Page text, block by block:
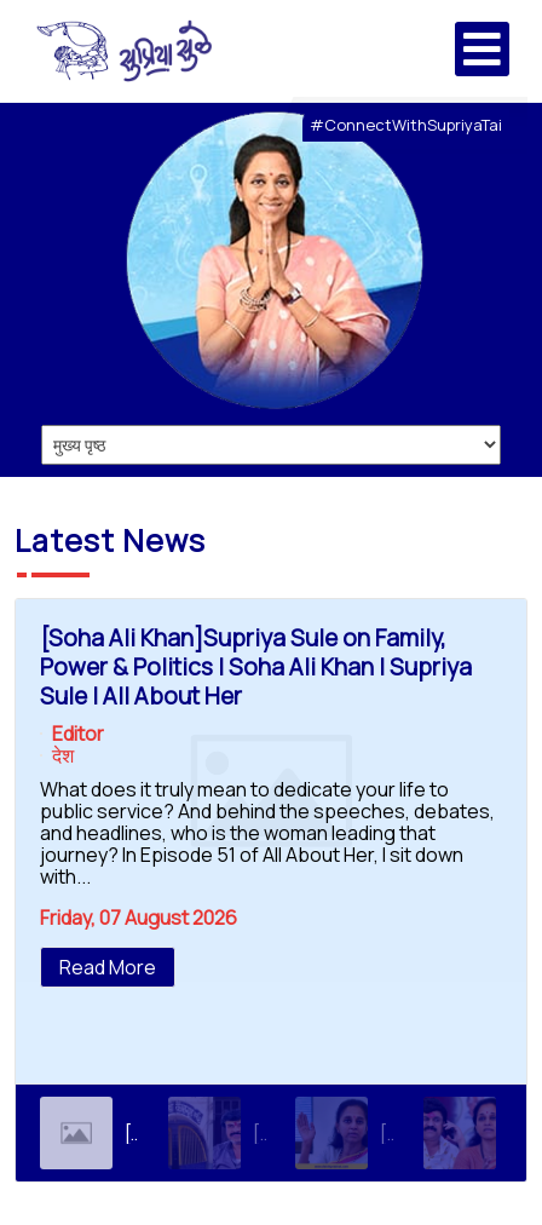
#ConnectWithSupriyaTai
Latest News
[Soha Ali Khan]Supriya Sule on Family,
Power & Politics | Soha Ali Khan | Supriya
Sule | All About Her
Editor
देश
What does it truly mean to dedicate your life to
public service? And behind the speeches, debates,
and headlines, who is the woman leading that
journey? In Episode 51 of All About Her, I sit down
with...
Friday, 07 August 2026
Read More
[Soha Ali Khan]Supriya Sule on Family, Power & Politics | Soha Ali Khan | Supriya Sule | All About Her [Loksatta]संतोष देशमुख हत्या प्रकरण : वाल्मिक कराडची रवानगी नागपूर कारागृहात करण्याची सुप्रिया सुळेंची मागणी [Dainik Prabhat]‘वाल्मिक कराडला बीड कारागृहातून नागपूरला हलवा’; सुप्रिया सुळेंची मुख्यमंत्र्यांकडे मोठी मागणी